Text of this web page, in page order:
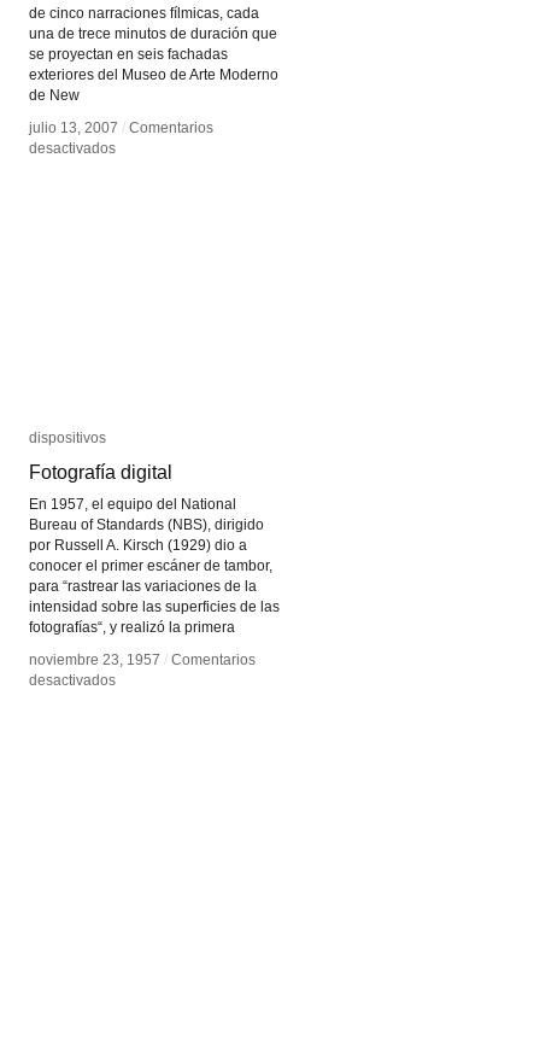
de cinco narraciones fílmicas, cada
una de trece minutos de duración que
se proyectan en seis fachadas
exteriores del Museo de Arte Moderno
de New
julio 13, 2007 / Comentarios
desactivadosen
julio 13, 2007 / Comentarios
desactivadosen
dispositivos
Fotografía digital
En 1957, el equipo del National
Bureau of Standards (NBS), dirigido
por Russell A. Kirsch (1929) dio a
conocer el primer escáner de tambor,
para “rastrear las variaciones de la
intensidad sobre las superficies de las
fotografías“, y realizó la primera
noviembre 23, 1957 / Comentarios
desactivadosen
dispositivos
Fotografía digital
noviembre 23, 1957 / Comentarios
desactivadosen